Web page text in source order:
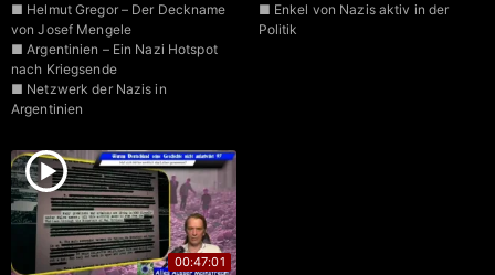
■ Helmut Gregor – Der Deckname
von Josef Mengele
■ Argentinien – Ein Nazi Hotspot
nach Kriegsende
■ Netzwerk der Nazis in
Argentinien
■ Enkel von Nazis aktiv in der
Politik
00:47:01